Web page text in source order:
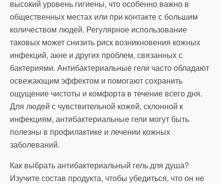
высокий уровень гигиены, что особенно важно в
общественных местах или при контакте с большим
количеством людей. Регулярное использование
таковых может снизить риск возникновения кожных
инфекций, акне и других проблем, связанных с
бактериями. Антибактериальные гели часто обладают
освежающим эффектом и помогают сохранить
ощущение чистоты и комфорта в течение всего дня.
Для людей с чувствительной кожей, склонной к
инфекциям, антибактериальные гели могут быть
полезны в профилактике и лечении кожных
заболеваний.
Как выбрать антибактериальный гель для душа?
Изучите состав продукта, чтобы убедиться, что он не